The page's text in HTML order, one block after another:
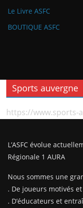
Le Livre ASFC
BOUTIQUE ASFC
Sports auvergne
https://www.sports-
L’ASFC évolue
Régionale 1 AURA
Nous sommes une
. De joueurs motivés
. D’éducateurs et